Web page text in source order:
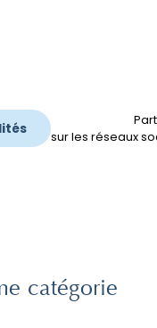
sur les réseaux
catégorie